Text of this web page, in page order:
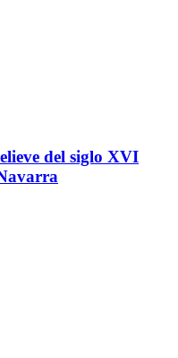
del siglo XVI